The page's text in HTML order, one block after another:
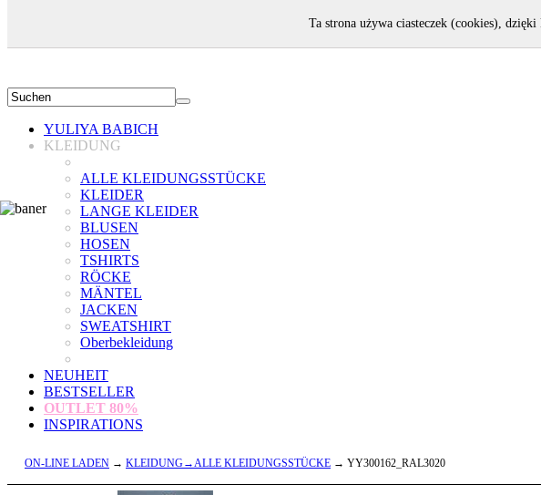
YULIYA BABICH
KLEIDUNG
ALLE KLEIDUNGSSTÜCKE
KLEIDER
LANGE KLEIDER
BLUSEN
HOSEN
TSHIRTS
RÖCKE
MÄNTEL
JACKEN
SWEATSHIRT
Oberbekleidung
NEUHEIT
BESTSELLER
OUTLET 80%
INSPIRATIONS
ON-LINE LADEN → KLEIDUNG→ALLE KLEIDUNGSSTÜCKE → YY300162_RAL3020
Ta strona używa ciasteczek (cookies),